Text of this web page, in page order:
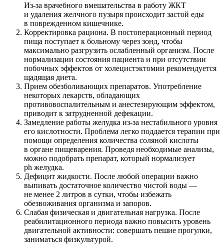
Из-за врачебного вмешательства в работу ЖКТ
и удаления желчного пузыря происходит застой еды
в поврежденном кишечнике.
Корректировка рациона. В постоперационный период
пища поступает к больному через зонд, чтобы
максимально разгрузить ослабленный организм. После
нормализации состояния пациента и при отсутствии
побочных эффектов от холецистэктомии рекомендуется
щадящая диета.
Прием обезболивающих препаратов. Употребление
некоторых лекарств, обладающих
противовоспалительным и анестезирующим эффектом,
приводит к затрудненной дефекации.
Замедление работы желудка из-за нестабильного уровня
его кислотности. Проблема легко поддается терапии при
помощи определения количества соляной кислоты
в органе пищеварения. Проведя необходимые анализы,
можно подобрать препарат, который нормализует
ph желудка.
Дефицит жидкости. После любой операции важно
выпивать достаточное количество чистой воды —
не менее 2 литров в сутки, чтобы избежать
обезвоживания организма и запоров.
Слабая физическая и двигательная нагрузка. После
реабилитационного периода важно повысить уровень
двигательной активности: совершать пешие прогулки,
заниматься физкультурой.